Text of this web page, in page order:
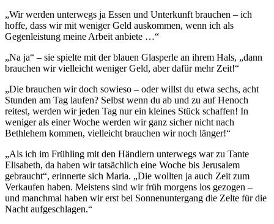
„Wir werden unterwegs ja Essen und Unterkunft brauchen – ich
hoffe, dass wir mit weniger Geld auskommen, wenn ich als
Gegenleistung meine Arbeit anbiete …“
„Na ja“ – sie spielte mit der blauen Glasperle an ihrem Hals, „dann
brauchen wir vielleicht weniger Geld, aber dafür mehr Zeit!“
„Die brauchen wir doch sowieso – oder willst du etwa sechs, acht
Stunden am Tag laufen? Selbst wenn du ab und zu auf Henoch
reitest, werden wir jeden Tag nur ein kleines Stück schaffen! In
weniger als einer Woche werden wir ganz sicher nicht nach
Bethlehem kommen, vielleicht brauchen wir noch länger!“
„Als ich im Frühling mit den Händlern unterwegs war zu Tante
Elisabeth, da haben wir tatsächlich eine Woche bis Jerusalem
gebraucht“, erinnerte sich Maria. „Die wollten ja auch Zeit zum
Verkaufen haben. Meistens sind wir früh morgens los gezogen –
und manchmal haben wir erst bei Sonnenuntergang die Zelte für die
Nacht aufgeschlagen.“